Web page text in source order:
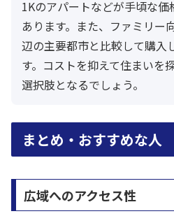
1Kのアパートなどが手頃な
あります。また、ファミリー
辺の主要都市と比較して購入
す。コストを抑えて住まいを
選択肢となるでしょう。
まとめ・おすすめな人
広域へのアクセス性